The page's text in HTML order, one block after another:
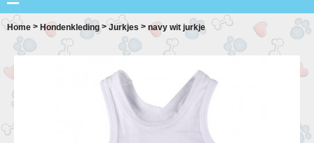
Home > Hondenkleding >Jurkjes > navy wit jurkje